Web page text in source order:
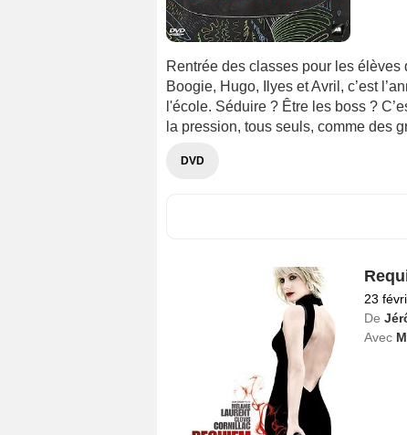
Rentrée des classes pour les
Boogie, Hugo, Ilyes et Avril, c’est
l'école. Séduire ? Être les boss ?
la pression, tous seuls, comme des
DVD
23
De
Avec